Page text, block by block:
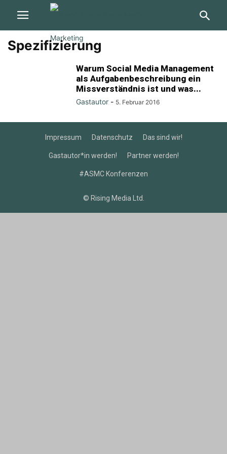
Spezifizierung
Warum Social Media Management
als Aufgabenbeschreibung ein
Missverständnis ist und was...
Gastautor - 5. Februar 2016
Impressum Datenschutz Das sind wir!
Gastautor*in werden! Partner werden!
#ASMC Konferenzen
© Rising Media Ltd.